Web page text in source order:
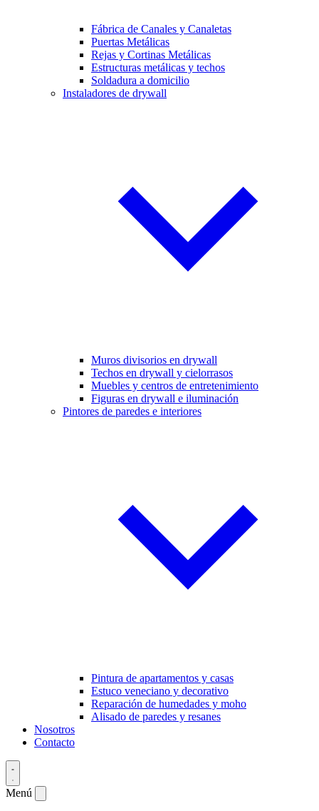
Fábrica de Canales y Canaletas
Puertas Metálicas
Rejas y Cortinas Metálicas
Estructuras metálicas y techos
Soldadura a domicilio
Instaladores de drywall
Muros divisorios en drywall
Techos en drywall y cielorrasos
Muebles y centros de entretenimiento
Figuras en drywall e iluminación
Pintores de paredes e interiores
Pintura de apartamentos y casas
Estuco veneciano y decorativo
Reparación de humedades y moho
Alisado de paredes y resanes
Nosotros
Contacto
Menú